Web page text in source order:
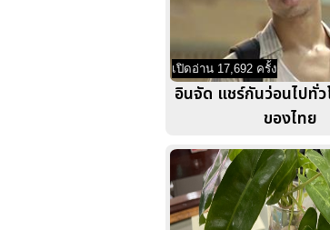
เปิดอ่าน 17,692 ครั้ง
อินจัด แชร์กันว่อนไปทั่
ของไทย